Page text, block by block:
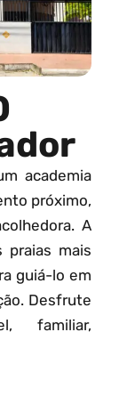
academia
próximo,
A
praias mais
guiá-lo em
Desfrute
familiar,